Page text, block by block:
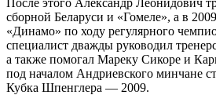
сборной Беларуси и «Гомеле», а в
«Динамо» по ходу регулярного
специалист дважды руководил
а также помогал Мареку Сикоре и
под началом Андриевского минчане
Кубка Шпенглера — 2009.